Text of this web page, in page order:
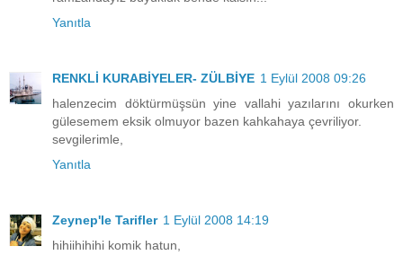
Yanıtla
RENKLİ KURABİYELER- ZÜLBİYE 1 Eylül 2008 09:26
halenzecim döktürmüşsün yine vallahi yazılarını okurken
gülesemem eksik olmuyor bazen kahkahaya çevriliyor.
sevgilerimle,
Yanıtla
Zeynep'le Tarifler 1 Eylül 2008 14:19
hihiihihihi komik hatun,